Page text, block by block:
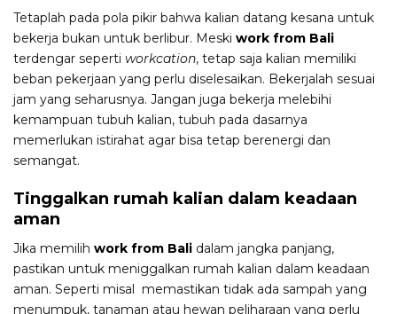
Tetaplah pada pola pikir bahwa kalian datang kesana untuk
bekerja bukan untuk berlibur. Meski work from Bali
terdengar seperti workcation, tetap saja kalian memiliki
beban pekerjaan yang perlu diselesaikan. Bekerjalah sesuai
jam yang seharusnya. Jangan juga bekerja melebihi
kemampuan tubuh kalian, tubuh pada dasarnya
memerlukan istirahat agar bisa tetap berenergi dan
semangat.
Tinggalkan rumah kalian dalam keadaan
aman
Jika memilih work from Bali dalam jangka panjang,
pastikan untuk meniggalkan rumah kalian dalam keadaan
aman. Seperti misal memastikan tidak ada sampah yang
menumpuk, tanaman atau hewan peliharaan yang perlu